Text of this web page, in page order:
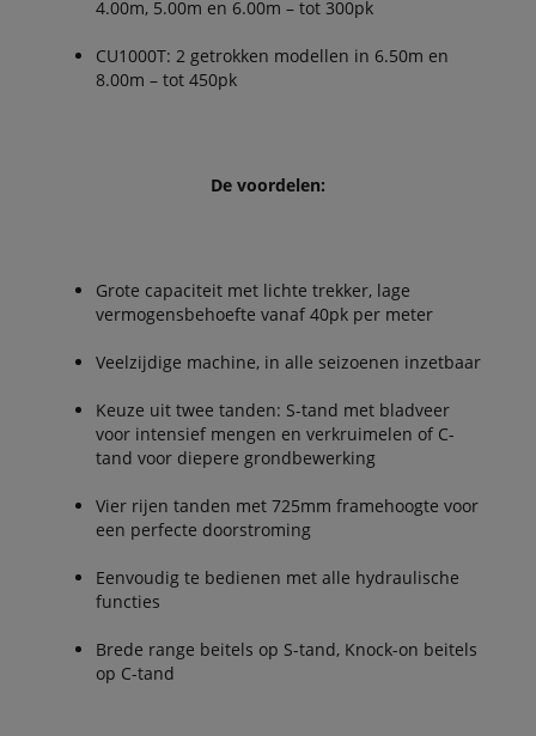
4.00m, 5.00m en 6.00m – tot 300pk
CU1000T: 2 getrokken modellen in 6.50m en
8.00m – tot 450pk
De voordelen:
Grote capaciteit met lichte trekker, lage
vermogensbehoefte vanaf 40pk per meter
Veelzijdige machine, in alle seizoenen inzetbaar
Keuze uit twee tanden: S-tand met bladveer
voor intensief mengen en verkruimelen of C-
tand voor diepere grondbewerking
Vier rijen tanden met 725mm framehoogte voor
een perfecte doorstroming
Eenvoudig te bedienen met alle hydraulische
functies
Brede range beitels op S-tand, Knock-on beitels
op C-tand